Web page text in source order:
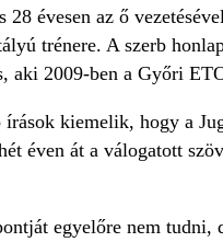
évesen az ő
trénere. A szerb
aki 2009-ben a Győri
kiemelik, hogy a
éven át a válogatott
egyelőre nem